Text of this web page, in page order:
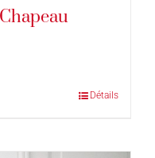
Détails